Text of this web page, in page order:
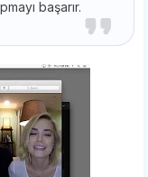
başarır.